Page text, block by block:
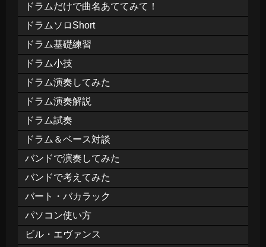
ドラムだけで曲名あててみて！
ドラムソロShort
ドラム基礎練習
ドラム小技
ドラム演奏してみた
ドラム演奏解説
ドラム試奏
ドラム＆ベース対談
バンドで演奏してみた
バンドで考えてみた
バート・バカラック
パソコン使い方
ビル・エヴァンス